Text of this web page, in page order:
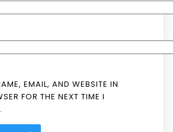
EMAIL, AND WEBSITE IN
FOR THE NEXT TIME I